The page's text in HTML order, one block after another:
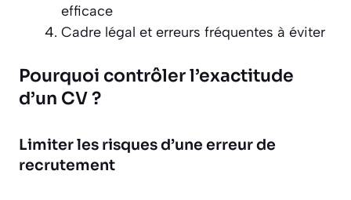
efficace
Cadre légal et erreurs fréquentes à éviter
Pourquoi contrôler l’exactitude
d’un CV ?
Limiter les risques d’une erreur de
recrutement